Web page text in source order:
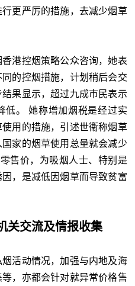
更严厉的措施，去减少烟草
港控烟策略公众咨询，她表
的控烟措施，计划稍后会交
果显示，超过九成市民表示
低。 她称增加烟税是经过实
用的措施，引述世衞称烟草
家的烟草使用总量就会减少
售价，为吸烟人士、特别是
，是减低因烟草而导致贫富
关交流及情报收集
活动情况，加强与内地及海
，亦都会针对就异常价格售